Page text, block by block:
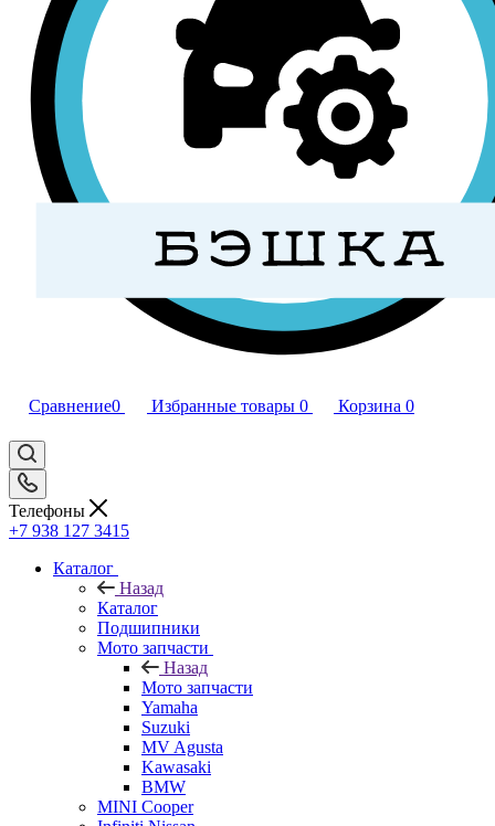
Сравнение0 Избранные товары 0 Корзина 0
Телефоны
+7 938 127 3415
Каталог
Назад
Каталог
Подшипники
Мото запчасти
Назад
Мото запчасти
Yamaha
Suzuki
MV Agusta
Kawasaki
BMW
MINI Cooper